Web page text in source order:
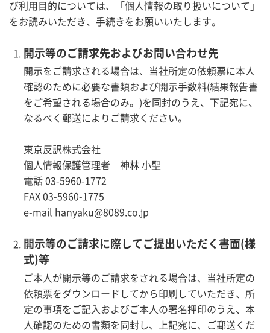
び利用目的については、「個人情報の取り扱いについて」
をお読みいただき、手続きをお願いいたします。
開示等のご請求先およびお問い合わせ先
開示をご請求される場合は、当社所定の依頼票に本人
確認のために必要な書類および開示手数料(結果報告書
をご希望される場合のみ。)を同封のうえ、下記宛に、
なるべく郵送によりご請求ください。
東京反訳株式会社
個人情報保護管理者 神林 小聖
電話 03-5960-1772
FAX 03-5960-1775
e-mail hanyaku@8089.co.jp
開示等のご請求に際してご提出いただく書面(様
式)等
ご本人が開示等のご請求をされる場合は、当社所定の
依頼票をダウンロードしてから印刷していただき、所
定の事項をご記入およびご本人の署名押印のうえ、本
人確認のための書類を同封し、上記宛に、ご郵送くだ